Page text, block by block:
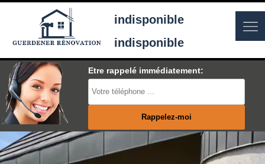
indisponible
indisponible
Etre rappelé immédiatement: